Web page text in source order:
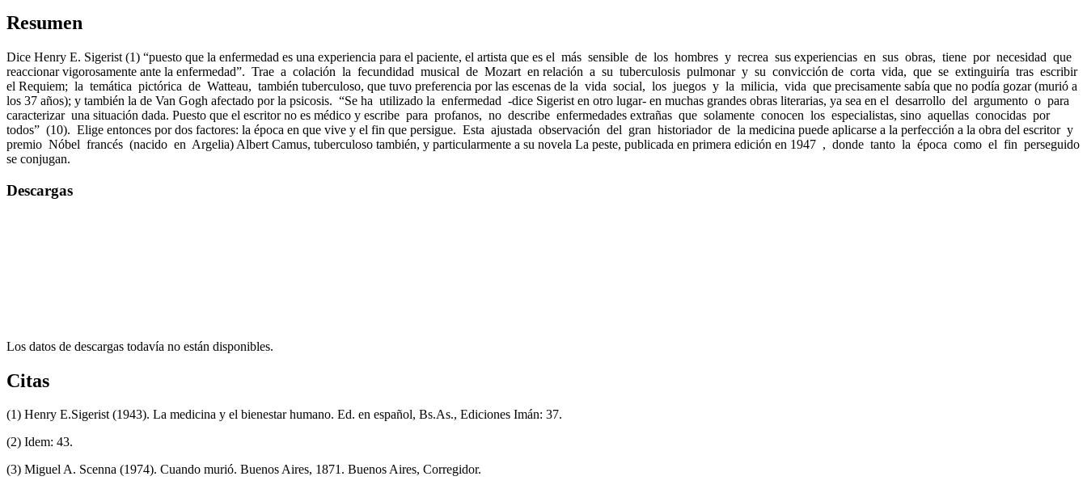
Resumen
Dice Henry E. Sigerist (1) “puesto que la enfermedad es una experiencia para el paciente, el artista que es el más sensible de los hombres y recrea sus experiencias en sus obras, tiene por necesidad que
reaccionar vigorosamente ante la enfermedad”. Trae a colación la fecundidad musical de Mozart en relación a su tuberculosis pulmonar y su convicción de corta vida, que se extinguiría tras escribir
el Requiem; la temática pictórica de Watteau, también tuberculoso, que tuvo preferencia por las escenas de la vida social, los juegos y la milicia, vida que precisamente sabía que no podía gozar (murió a
los 37 años); y también la de Van Gogh afectado por la psicosis. “Se ha utilizado la enfermedad -dice Sigerist en otro lugar- en muchas grandes obras literarias, ya sea en el desarrollo del argumento o para
caracterizar una situación dada. Puesto que el escritor no es médico y escribe para profanos, no describe enfermedades extrañas que solamente conocen los especialistas, sino aquellas conocidas por
todos” (10). Elige entonces por dos factores: la época en que vive y el fin que persigue. Esta ajustada observación del gran historiador de la medicina puede aplicarse a la perfección a la obra del escritor y
premio Nóbel francés (nacido en Argelia) Albert Camus, tuberculoso también, y particularmente a su novela La peste, publicada en primera edición en 1947 , donde tanto la época como el fin perseguido
se conjugan.
Descargas
Los datos de descargas todavía no están disponibles.
Citas
(1) Henry E.Sigerist (1943). La medicina y el bienestar humano. Ed. en español, Bs.As., Ediciones Imán: 37.
(2) Idem: 43.
(3) Miguel A. Scenna (1974). Cuando murió. Buenos Aires, 1871. Buenos Aires, Corregidor.